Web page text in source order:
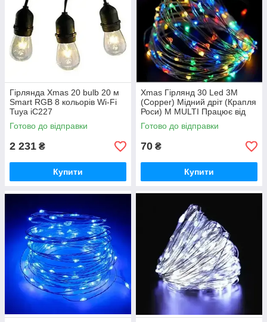
Гірлянда Xmas 20 bulb 20 м
Smart RGB 8 кольорів Wi-Fi
Tuya iC227
Готово до відправки
2 231 ₴
Купити
Xmas Гірлянд 30 Led 3M
(Copper) Мідний дріт (Крапля
Роси) M MULTI Працює від
батарейок+USB iC227
Готово до відправки
70 ₴
Купити